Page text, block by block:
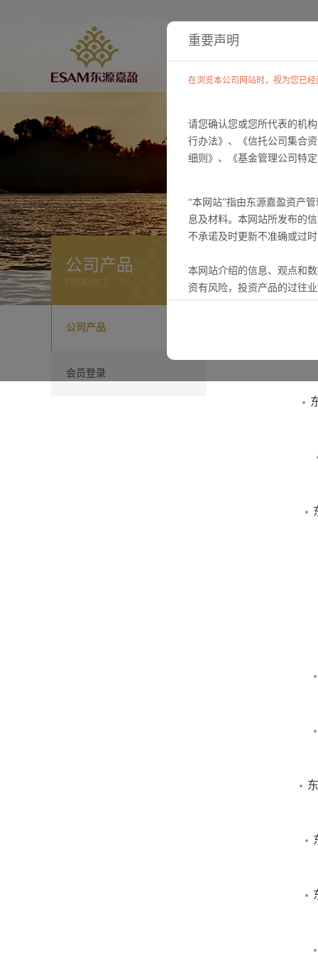
公司产品
PRODUCT
公司产品
会员登录
重要声明
在浏览本公司网站时，视为您已
请您确认您或您所代表的机
行办法》、《信托公司集合
细则》、《基金管理公司特
“本网站”指由东源嘉盈资产
息及材料。本网站所发布的
不承诺及时更新不准确或过
本网站介绍的信息、观点和
资有风险，投资产品的过往